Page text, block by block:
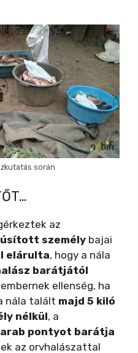
során
az
személy bajai
elárulta, hogy a nála
barátjától
ellenség, ha
nála talált majd 5 kiló
nélkül, a
pontyot barátja
az orvhalászattal